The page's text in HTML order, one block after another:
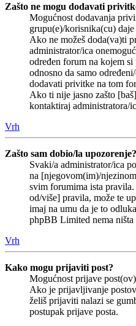
Zašto ne mogu dodavati
Mogućnost dodavanja
grupu(e)/korisnika(cu)
Ako ne možeš doda(va)ti
administrator/ica
određen forum na kojem
odnosno da samo
dodavati privitke na tom
Ako ti nije jasno zašto
kontaktiraj administratora/
Vrh
Zašto sam dobio/la upozorenje?
Svaki/a administrator/ica
na [njegovom(im)/
svim forumima ista
od/više] pravila, može te
imaj na umu da je to
phpBB Limited nema ništa
Vrh
Kako mogu prijaviti post?
Mogućnost prijave
Ako je prijavljivanje
želiš prijaviti nalazi se
postupak prijave posta.